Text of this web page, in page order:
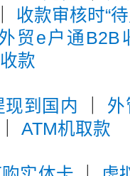
收款审核时“
贸e户通B2B
款
现到国内
外
｜ATM机取款